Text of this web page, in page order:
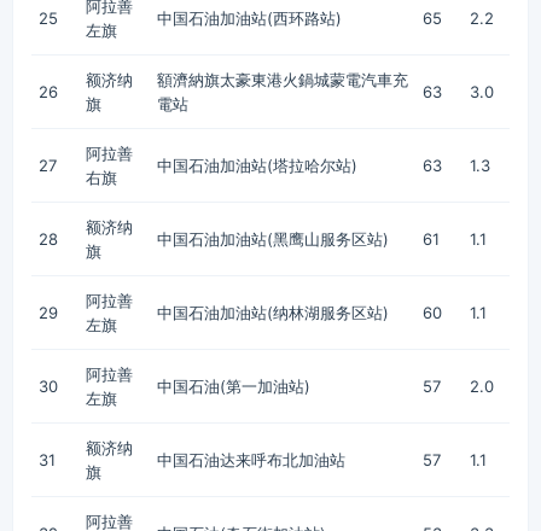
25
阿拉善
左旗
中国石油加油站(西环路站) 65 2.2
26
额济纳
旗
額濟納旗太豪東港火鍋城蒙電汽車充
電站
63 3.0
27
阿拉善
右旗
中国石油加油站(塔拉哈尔站) 63 1.3
28
额济纳
旗
中国石油加油站(黑鹰山服务区站) 61 1.1
29
阿拉善
左旗
中国石油加油站(纳林湖服务区站) 60 1.1
30
阿拉善
左旗
中国石油(第一加油站) 57 2.0
31
额济纳
旗
中国石油达来呼布北加油站 57 1.1
阿拉善